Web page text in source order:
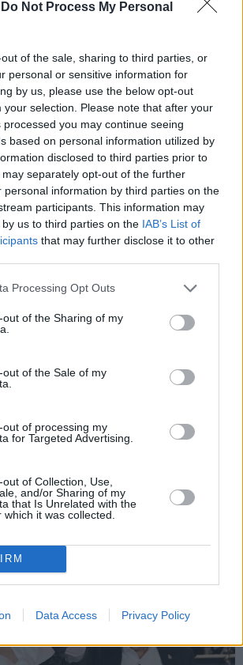
Do Not Process My Personal
of the sale, sharing to third parties, or
personal or sensitive information for
by us, please use the below opt-out
your selection. Please note that after your
you may continue seeing
based on personal information utilized by
disclosed to third parties prior to
separately opt-out of the further
personal information by third parties on the
participants. This information may
us to third parties on the IAB’s List of
that may further disclose it to other
Processing Opt Outs
out of the Sharing of my
out of the Sale of my
out of processing my
for Targeted Advertising.
of Collection, Use,
and/or Sharing of my
that Is Unrelated with the
it was collected.
Data Access Privacy Policy
sākās jauna dzīves
paziņo skaistus
PERSONĪBAS
klusēju.» Ostapenko
beidzot atbild uz